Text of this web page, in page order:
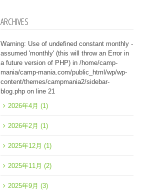
ARCHIVES
Warning: Use of undefined constant monthly -
assumed 'monthly' (this will throw an Error in
a future version of PHP) in /home/camp-
mania/camp-mania.com/public_html/wp/wp-
content/themes/campmania2/sidebar-
blog.phpon line 21
2026年4月 (1)
2026年2月 (1)
2025年12月 (1)
2025年11月 (2)
2025年9月 (3)